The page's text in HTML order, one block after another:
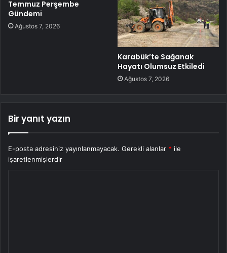
Temmuz Perşembe
Gündemi
Ağustos 7, 2026
Karabük’te Sağanak
Hayatı Olumsuz Etkiledi
Ağustos 7, 2026
Bir yanıt yazın
E-posta adresiniz yayınlanmayacak. Gerekli alanlar * ile
işaretlenmişlerdir